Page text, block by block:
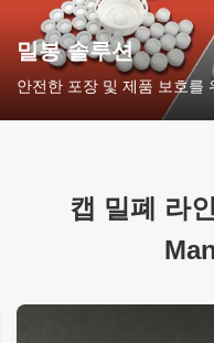
밀봉 솔루션
안전한 포장 및 제품 보호를
캡 밀폐 라인